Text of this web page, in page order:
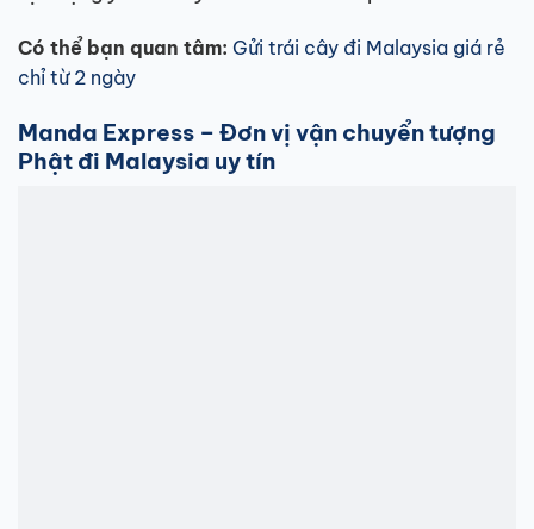
Có thể bạn quan tâm: Gửi trái cây đi Malaysia giá rẻ
chỉ từ 2 ngày
Manda Express – Đơn vị vận chuyển tượng
Phật đi Malaysia uy tín